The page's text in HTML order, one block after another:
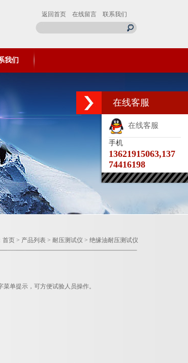
返回首页 在线留言 联系我们
我们
首页 > 产品列表 > 耐压测试仪 > 绝缘油耐压测试仪
单提示，可方便试验人员操作。
在线客服
在线客服
手机
13621915063,137
74416198